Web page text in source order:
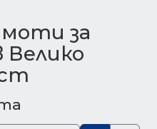
за
Велико